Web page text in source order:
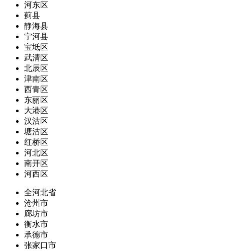
河东区
蓟县
静海县
宁河县
宝坻区
武清区
北辰区
津南区
西青区
东丽区
大港区
汉沽区
塘沽区
红桥区
河北区
南开区
河西区
全河北省
沧州市
廊坊市
衡水市
承德市
张家口市